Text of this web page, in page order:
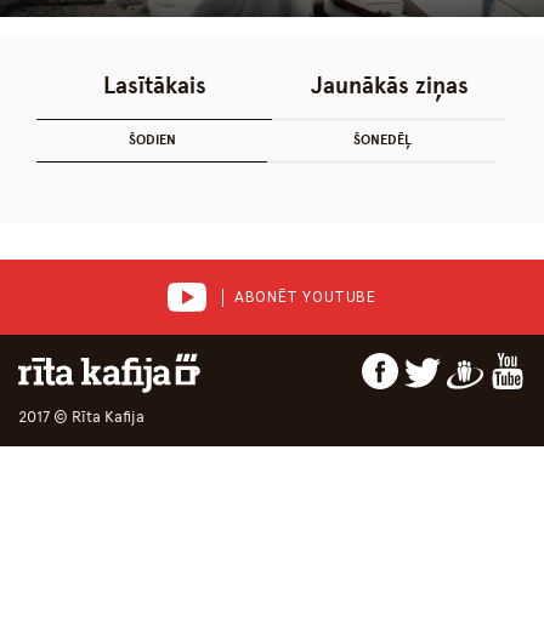
Lasītākais
ŠODIEN ŠONEDĒĻ
Jaunākās ziņas
ABONĒT YOUTUBE
2017 © Rīta Kafija